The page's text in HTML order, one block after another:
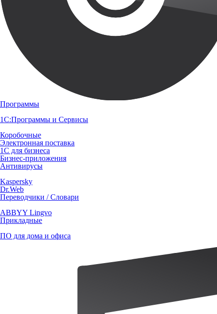
Программы
1С:Программы и Сервисы
Коробочные
Электронная поставка
1С для бизнеса
Бизнес-приложения
Антивирусы
Kaspersky
Dr.Web
Переводчики / Словари
ABBYY Lingvo
Прикладные
ПО для дома и офиса